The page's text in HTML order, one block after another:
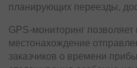
планирующих переезды,
GPS-мониторинг позволяет
местонахождение
заказчиков о времени